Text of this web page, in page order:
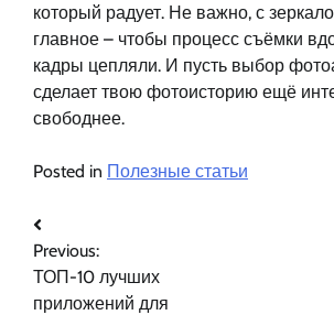
который радует. Не важно, с
главное – чтобы процесс съёмки
кадры цепляли. И пусть выбор
сделает твою фотоисторию ещё
свободнее.
Posted in Полезные статьи
Навигация
по
Previous:
ТОП-10 лучших
приложений для